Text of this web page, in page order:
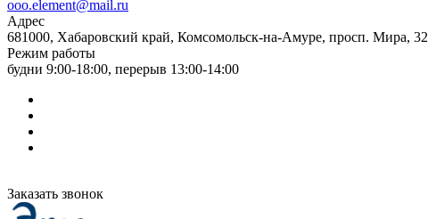
ooo.element@mail.ru
Адрес
681000, Хабаровский край, Комсомольск-на-Амуре, просп. Мира, 32
Режим работы
будни 9:00-18:00, перерыв 13:00-14:00
Заказать звонок